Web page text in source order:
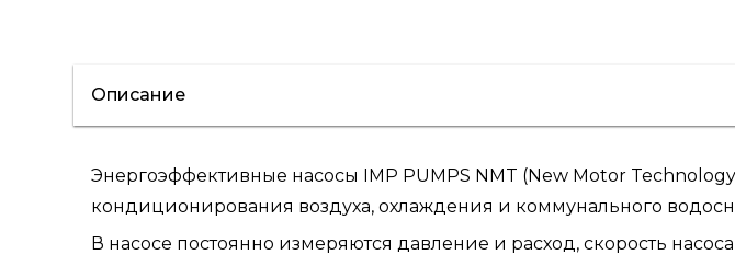
Описание
Энергоэффективные насосы IMP PUMPS NMT (New Motor
кондиционирования воздуха, охлаждения и коммунального
В насосе постоянно измеряются давление и расход, скорость